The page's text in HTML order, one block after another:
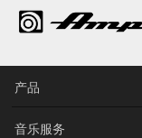
产品
音乐服务